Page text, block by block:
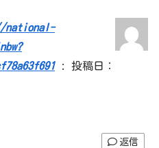
national-
:
投稿日：
返信